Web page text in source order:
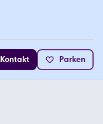
Kontakt Parken